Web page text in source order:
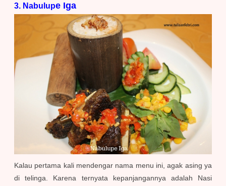
3. Nabulupe Iga
Kalau pertama kali mendengar nama menu ini, agak asing ya
di telinga. Karena ternyata kepanjangannya adalah Nasi